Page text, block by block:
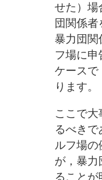
せた）場
団関係者
暴力団関
フ場に申
ケースで
ります。
ここで
るべき
ルフ場
が，暴力
ること